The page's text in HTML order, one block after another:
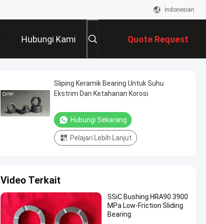
Indonesian
Hubungi Kami Quote Request
Sliping Keramik Bearing Untuk Suhu
Ekstrim Dan Ketahanan Korosi
Hubungi Sekarang
Pelajari Lebih Lanjut
Video Terkait
SSiC Bushing HRA90 3900
MPa Low-Friction Sliding
Bearing